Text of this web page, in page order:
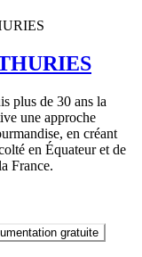
plus de 30 ans la
une approche
en créant
en Équateur et de
France.
gratuite